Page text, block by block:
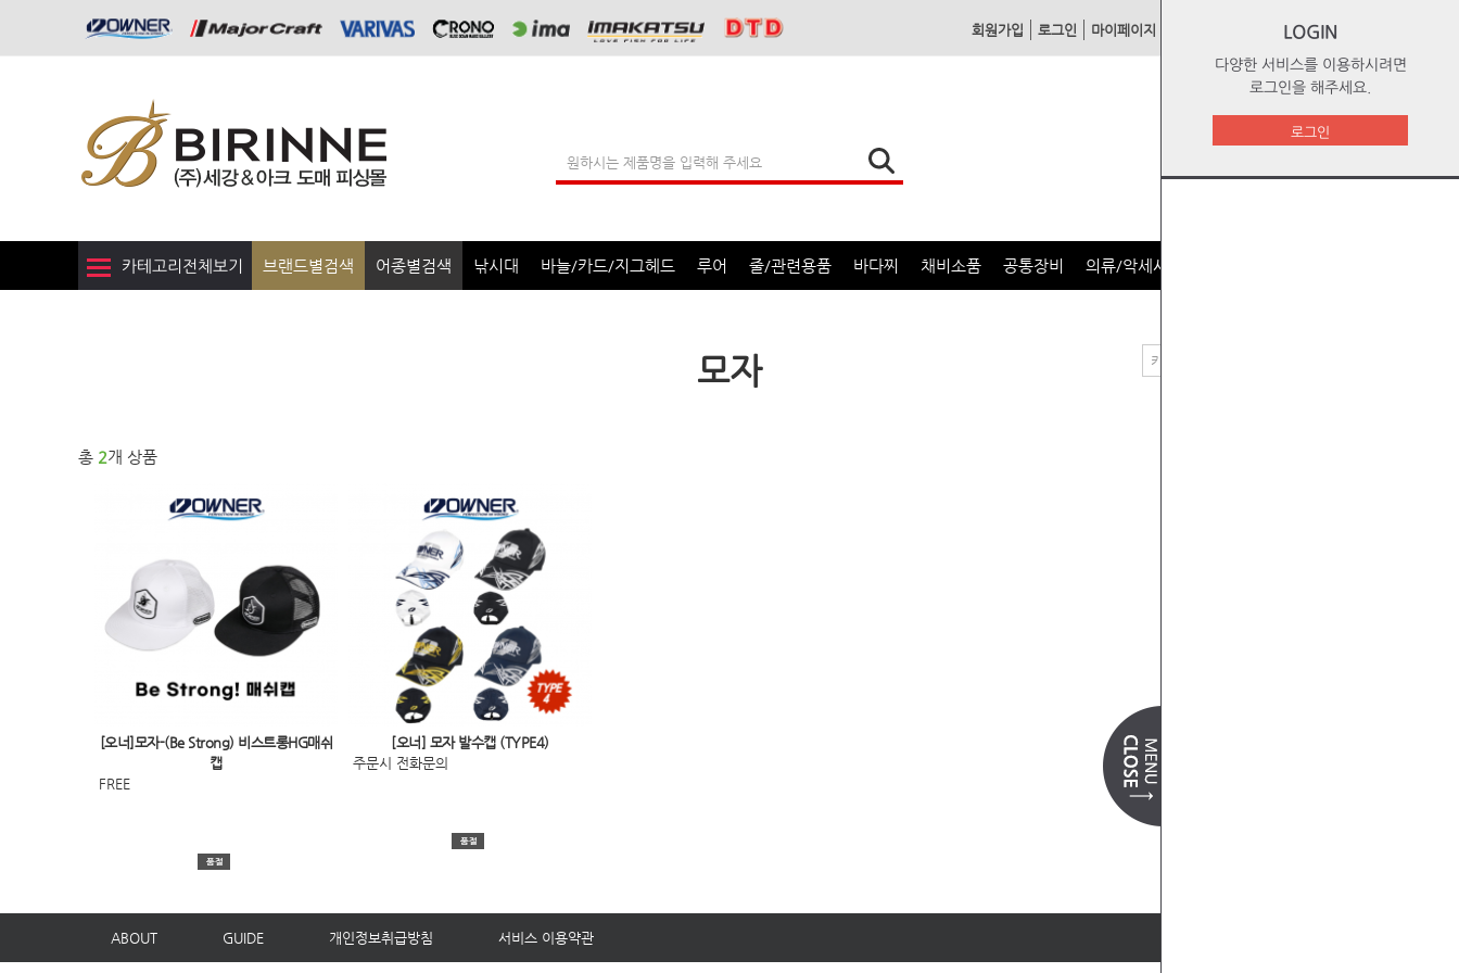
카테고리전체보기
LOGIN
다양한 서비스를 이용하시려면
로그인을 해주세요.
로그인
회원가입 로그인 마이페이지 주문리스트
브랜드별검색 어종별검색 낚시대 바늘/카드/지그헤드 루어 줄/관련용품 바다찌 채비소품 공통장비 의류/악세사리
모자
총 2개 상품
[오너]모자-(Be Strong) 비스트롱HG매쉬
캡
FREE
[오너] 모자 발수캡 (TYPE4)
주문시 전화문의
ABOUT GUIDE 개인정보취급방침 서비스 이용약관